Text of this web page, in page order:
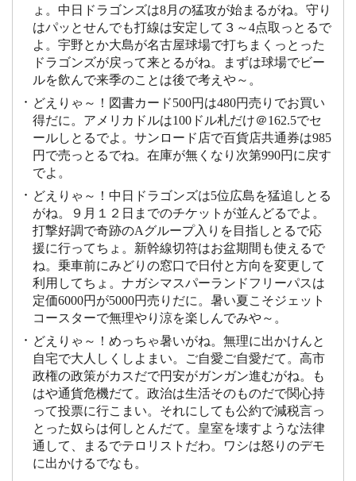
ょ。中日ドラゴンズは8月の猛攻が始まるがね。守り
はパッとせんでも打線は安定して３～4点取っとるで
よ。宇野とか大島が名古屋球場で打ちまくっとった
ドラゴンズが戻って来とるがね。まずは球場でビー
ルを飲んで来季のことは後で考えや～。
どえりゃ～！図書カード500円は480円売りでお買い
得だに。アメリカドルは100ドル札だけ＠162.5でセ
ールしとるでよ。サンロード店で百貨店共通券は985
円で売っとるでね。在庫が無くなり次第990円に戻す
でよ。
どえりゃ～！中日ドラゴンズは5位広島を猛追しとる
がね。９月１２日までのチケットが並んどるでよ。
打撃好調で奇跡のAグループ入りを目指しとるで応
援に行ってちょ。新幹線切符はお盆期間も使えるで
ね。乗車前にみどりの窓口で日付と方向を変更して
利用してちょ。ナガシマスパーランドフリーパスは
定価6000円が5000円売りだに。暑い夏こそジェット
コースターで無理やり涼を楽しんでみや～。
どえりゃ～！めっちゃ暑いがね。無理に出かけんと
自宅で大人しくしよまい。ご自愛ご自愛だて。高市
政権の政策がカスだで円安がガンガン進むがね。も
はや通貨危機だて。政治は生活そのものだで関心持
って投票に行こまい。それにしても公約で減税言っ
とった奴らは何しとんだて。皇室を壊すような法律
通して、まるでテロリストだわ。ワシは怒りのデモ
に出かけるでなも。